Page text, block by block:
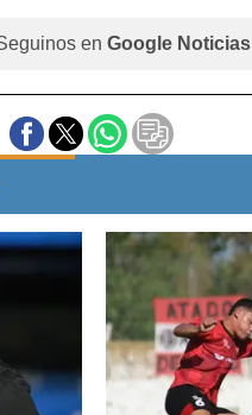
en Google Noticias